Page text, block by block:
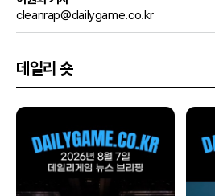
cleanrap@dailygame.co.kr
데일리 숏